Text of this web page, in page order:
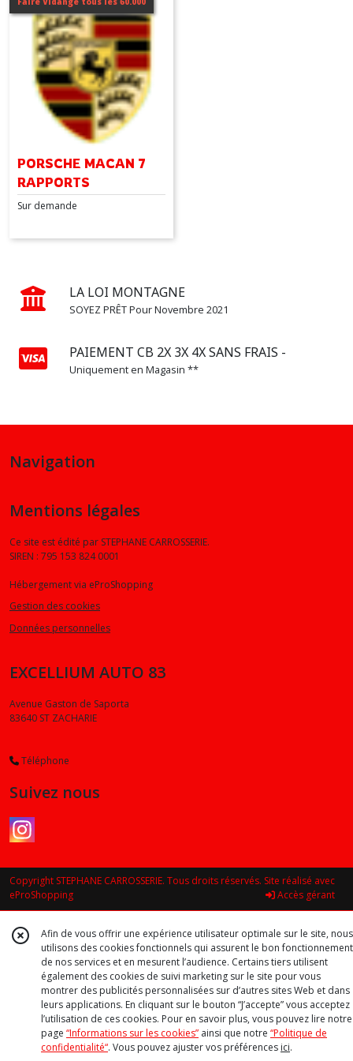
PORSCHE MACAN 7
RAPPORTS
Sur demande
LA LOI MONTAGNE
SOYEZ PRÊT Pour Novembre 2021
PAIEMENT CB 2X 3X 4X SANS FRAIS -
Uniquement en Magasin **
(1)
PANAMERA
(1)
résultats
Navigation
Mentions légales
Ce site est édité par STEPHANE CARROSSERIE.
SIREN : 795 153 824 0001
Hébergement via eProShopping
Gestion des cookies
Données personnelles
EXCELLIUM AUTO 83
Avenue Gaston de Saporta
83640 ST ZACHARIE
Téléphone
Suivez nous
Copyright STEPHANE CARROSSERIE. Tous droits réservés. Site réalisé avec
eProShopping
Accès gérant
Afin de vous offrir une expérience utilisateur optimale sur le site, nous
utilisons des cookies fonctionnels qui assurent le bon fonctionnement
de nos services et en mesurent l’audience. Certains tiers utilisent
également des cookies de suivi marketing sur le site pour vous
montrer des publicités personnalisées sur d’autres sites Web et dans
leurs applications. En cliquant sur le bouton “J’accepte” vous acceptez
l’utilisation de ces cookies. Pour en savoir plus, vous pouvez lire notre
page “Informations sur les cookies” ainsi que notre “Politique de
confidentialité“. Vous pouvez ajuster vos préférences ici.